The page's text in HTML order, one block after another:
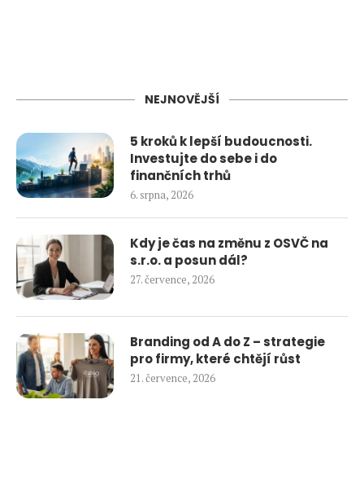
NEJNOVĚJŠÍ
5 kroků k lepší budoucnosti.
Investujte do sebe i do
finančních trhů
6. srpna, 2026
Kdy je čas na změnu z OSVČ na
s.r.o. a posun dál?
27. července, 2026
Branding od A do Z – strategie
pro firmy, které chtějí růst
21. července, 2026